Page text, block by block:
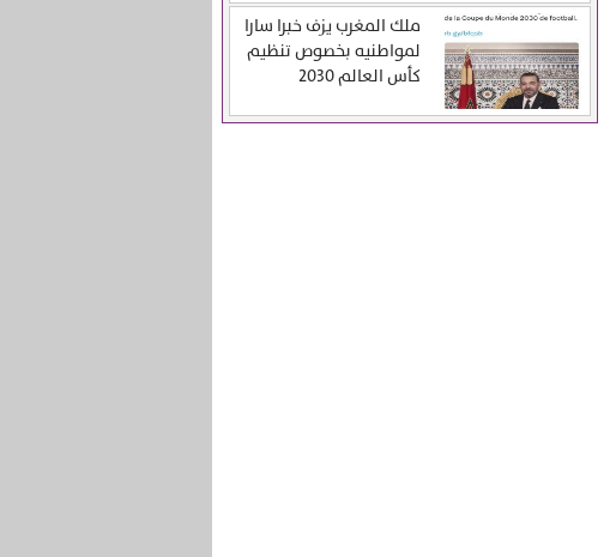
ملك المغرب يزف خبرا سارا
لمواطنيه بخصوص تنظيم
كأس العالم 2030